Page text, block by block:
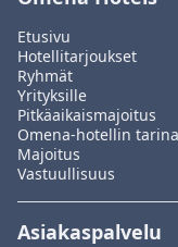
Etusivu
Hotellitarjoukset
Ryhmät
Yrityksille
Pitkäaikaismajoitus
Omena-hotellin tarina
Majoitus
Vastuullisuus
Asiakaspalvelu